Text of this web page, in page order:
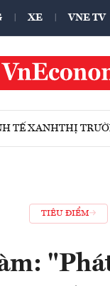
XE VNE TV
TẾ XANHTHỊ
TIÊU ĐIỂM